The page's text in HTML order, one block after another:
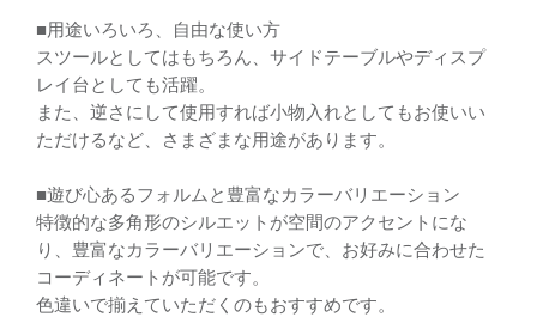
■用途いろいろ、自由な使い方
スツールとしてはもちろん、サイドテーブルやディスプ
レイ台としても活躍。
また、逆さにして使用すれば小物入れとしてもお使いい
ただけるなど、さまざまな用途があります。
■遊び心あるフォルムと豊富なカラーバリエーション
特徴的な多角形のシルエットが空間のアクセントにな
り、豊富なカラーバリエーションで、お好みに合わせた
コーディネートが可能です。
色違いで揃えていただくのもおすすめです。